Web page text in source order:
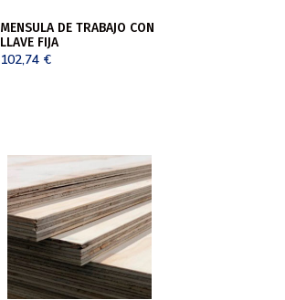
MENSULA DE TRABAJO CON
LLAVE FIJA
102,74 €